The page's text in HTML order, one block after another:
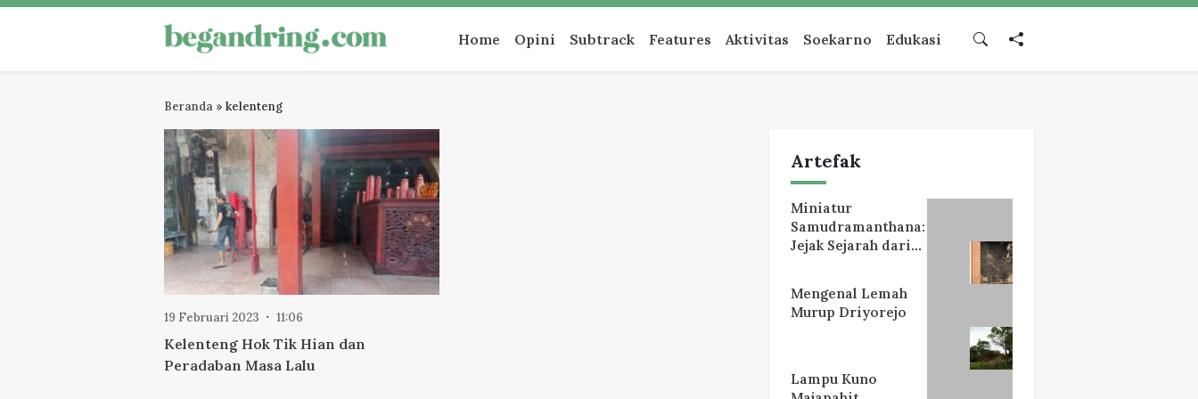
Skip
Begandring
Menjaga ingatan untuk masa depan Home Opini Subtrack Features Aktivitas Soekarno Edukasi
Beranda » kelenteng
19 Februari 2023 11:06
Kelenteng Hok Tik Hian dan
Peradaban Masa Lalu
Artefak
Miniatur
Samudramanthana:
Jejak Sejarah dari
Mengenal Lemah
Murup Driyorejo
Lampu Kuno